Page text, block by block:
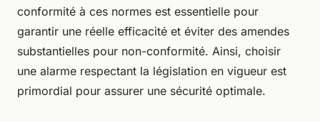
conformité à ces normes est essentielle pour
garantir une réelle efficacité et éviter des amendes
substantielles pour non-conformité. Ainsi, choisir
une alarme respectant la législation en vigueur est
primordial pour assurer une sécurité optimale.